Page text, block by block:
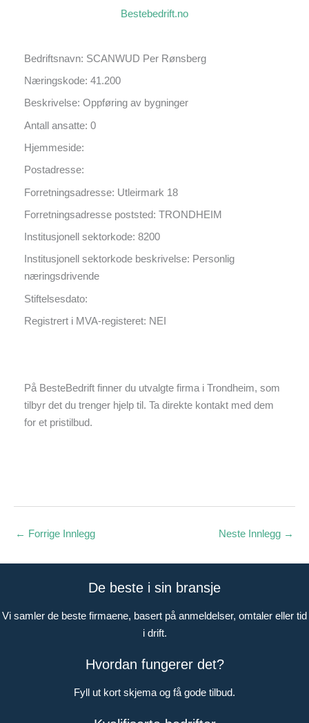
Bestebedrift.no
Bedriftsnavn: SCANWUD Per Rønsberg
Næringskode: 41.200
Beskrivelse: Oppføring av bygninger
Antall ansatte: 0
Hjemmeside:
Postadresse:
Forretningsadresse: Utleirmark 18
Forretningsadresse poststed: TRONDHEIM
Institusjonell sektorkode: 8200
Institusjonell sektorkode beskrivelse: Personlig
næringsdrivende
Stiftelsesdato:
Registrert i MVA-registeret: NEI
På BesteBedrift finner du utvalgte firma i Trondheim, som
tilbyr det du trenger hjelp til. Ta direkte kontakt med dem
for et pristilbud.
← Forrige Innlegg Neste Innlegg →
De beste i sin bransje
Vi samler de beste firmaene, basert på anmeldelser, omtaler eller tid
i drift.
Hvordan fungerer det?
Fyll ut kort skjema og få gode tilbud.